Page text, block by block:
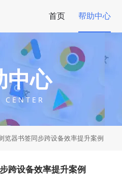
首页 帮助中心
中心
E N T E R
览器书签同步跨设备效率提升案例
跨设备效率提升案例